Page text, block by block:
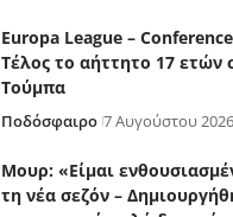
Europa League –
Τέλος το αήττητο 17 ετών
Τούμπα
Ποδόσφαιρο 7 Αυγούστου 2026
Μουρ: «Είμαι
τη νέα σεζόν –